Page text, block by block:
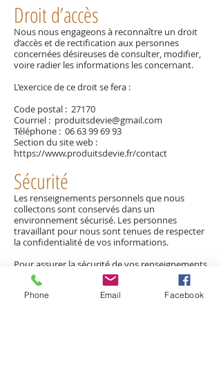
Droit d’accès
Nous nous engageons à reconnaître un droit
d’accès et de rectification aux personnes
concernées désireuses de consulter, modifier,
voire radier les informations les concernant.
L’exercice de ce droit se fera :
Code postal : 27170
Courriel : produitsdevie@gmail.com
Téléphone : 06 63 99 69 93
Section du site web :
https://www.produitsdevie.fr/contact
Sécurité
Les renseignements personnels que nous
collectons sont conservés dans un
environnement sécurisé. Les personnes
travaillant pour nous sont tenues de respecter
la confidentialité de vos informations.
Pour assurer la sécurité de vos renseignements
personnels, nous avons recours aux mesures
suivantes :
Phone Email Facebook